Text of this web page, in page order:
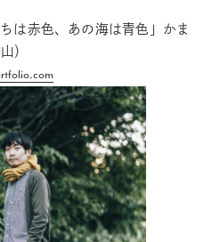
は赤色、あの海は青色」かま
）